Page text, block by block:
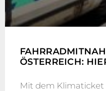
ÖSTERREICH:
Mit dem